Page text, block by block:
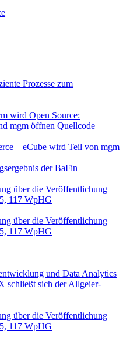
Prozesse zum
wird Open Source:
mgm öffnen Quellcode
– eCube wird Teil von mgm
der BaFin
über die Veröffentlichung
117 WpHG
über die Veröffentlichung
117 WpHG
und Data Analytics
schließt sich der Allgeier-
über die Veröffentlichung
117 WpHG